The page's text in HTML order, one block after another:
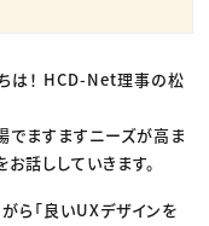
は！ HCD-Net理事の松
でますますニーズが高ま
話ししていきます。
ら「良いUXデザインを